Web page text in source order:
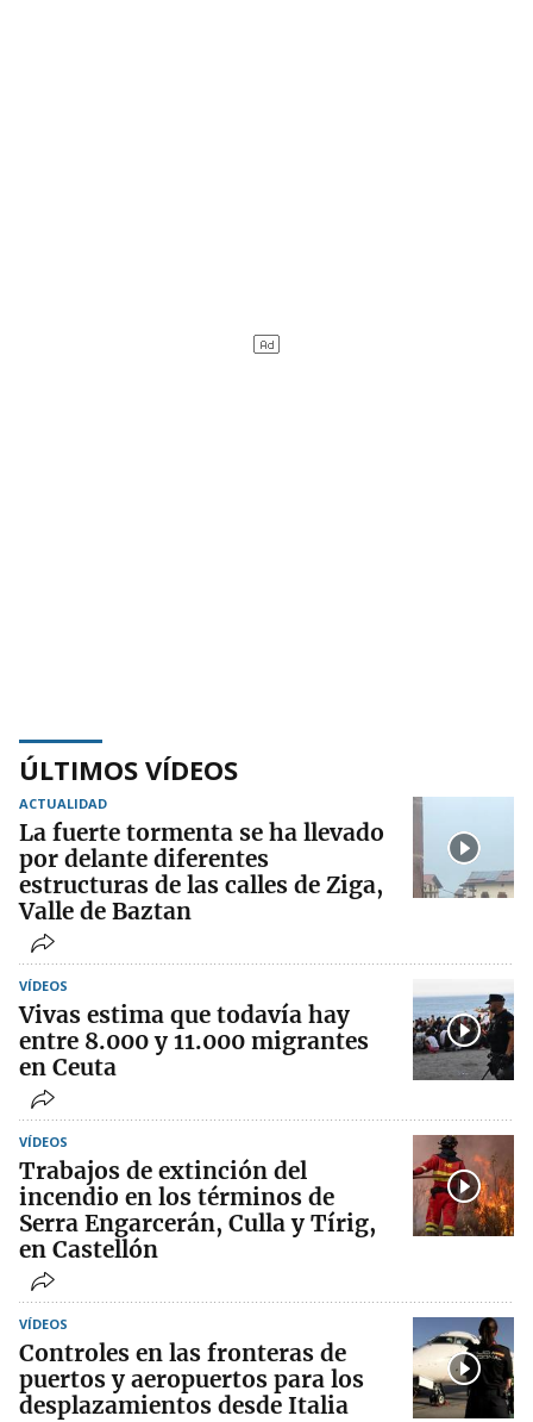
ÚLTIMOS VÍDEOS
ACTUALIDAD
La fuerte tormenta se ha llevado
por delante diferentes
estructuras de las calles de Ziga,
Valle de Baztan
VÍDEOS
Vivas estima que todavía hay
entre 8.000 y 11.000 migrantes
en Ceuta
VÍDEOS
Trabajos de extinción del
incendio en los términos de
Serra Engarcerán, Culla y Tírig,
en Castellón
VÍDEOS
Controles en las fronteras de
puertos y aeropuertos para los
desplazamientos desde Italia